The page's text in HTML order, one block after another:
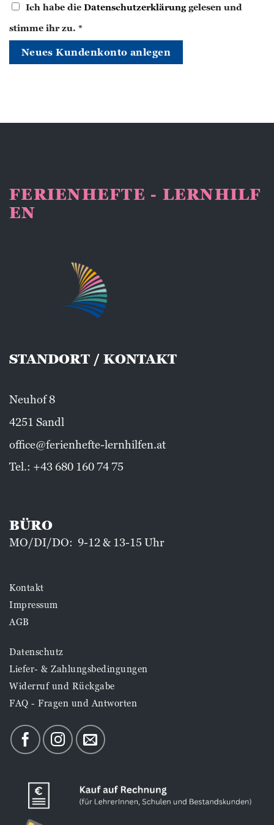
Ich habe die Datenschutzerklärunggelesen und
stimme ihr zu. *
Neues Kundenkonto anlegen
FERIENHEFTE - LERNHILF
EN
STANDORT / KONTAKT
Neuhof 8
4251 Sandl
office@ferienhefte-lernhilfen.at
Tel.: +43 680 160 74 75
BÜRO
MO/DI/DO: 9-12 & 13-15 Uhr
Kontakt
Impressum
AGB
Datenschutz
Liefer- & Zahlungsbedingungen
Widerruf und Rückgabe
FAQ - Fragen und Antworten